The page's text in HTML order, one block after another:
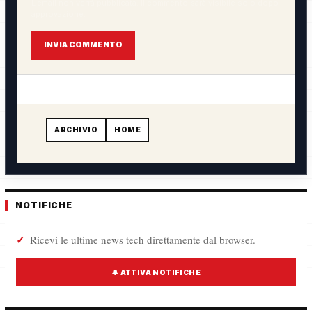
INVIA COMMENTO
ARCHIVIO HOME
NOTIFICHE
Ricevi le ultime news tech direttamente dal browser.
🔔 ATTIVA NOTIFICHE